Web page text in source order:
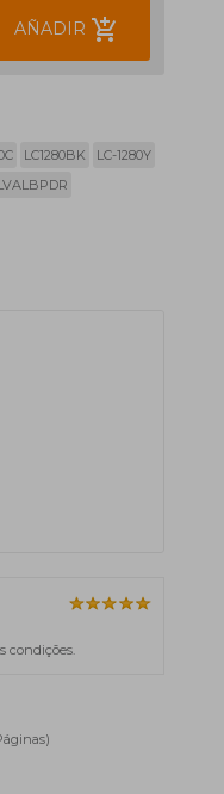
AÑADIR add_shopping_cart
LC1280BK
LC-1280Y
condições.